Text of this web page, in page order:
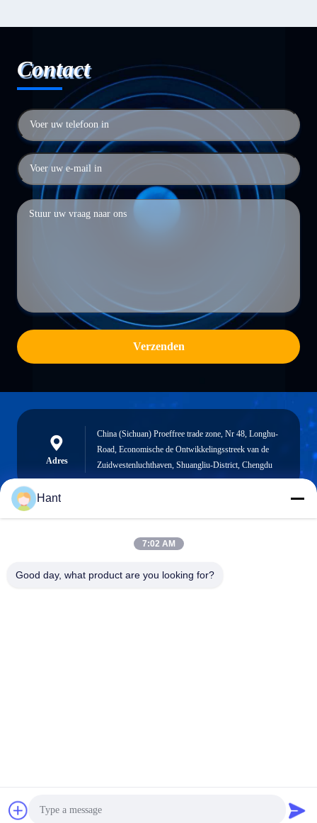
Contact
Verzenden
Adres
China (Sichuan) Proeffree trade zone, Nr 48, Longhu-
Road, Economische de Ontwikkelingsstreek van de
Zuidwestenluchthaven, Shuangliu-District, Chengdu
Sales03@chinafibercable.com
Hant
7:02 AM
Good day, what product are you looking for?